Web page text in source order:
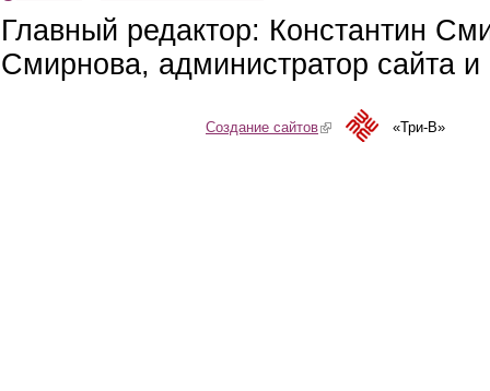
Главный редактор: Константин
Смирнова, администратор сайта
Создание сайтов(link is external)«Три-В»